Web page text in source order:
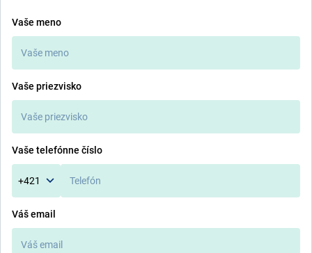
Vaše meno
Vaše priezvisko
Vaše telefónne číslo
+421
Váš email